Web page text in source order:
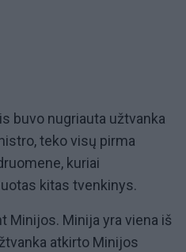
buvo nugriauta užtvanka
teko visų pirma
kuriai
kitas tvenkinys.
Minijos. Minija yra viena iš
atkirto Minijos